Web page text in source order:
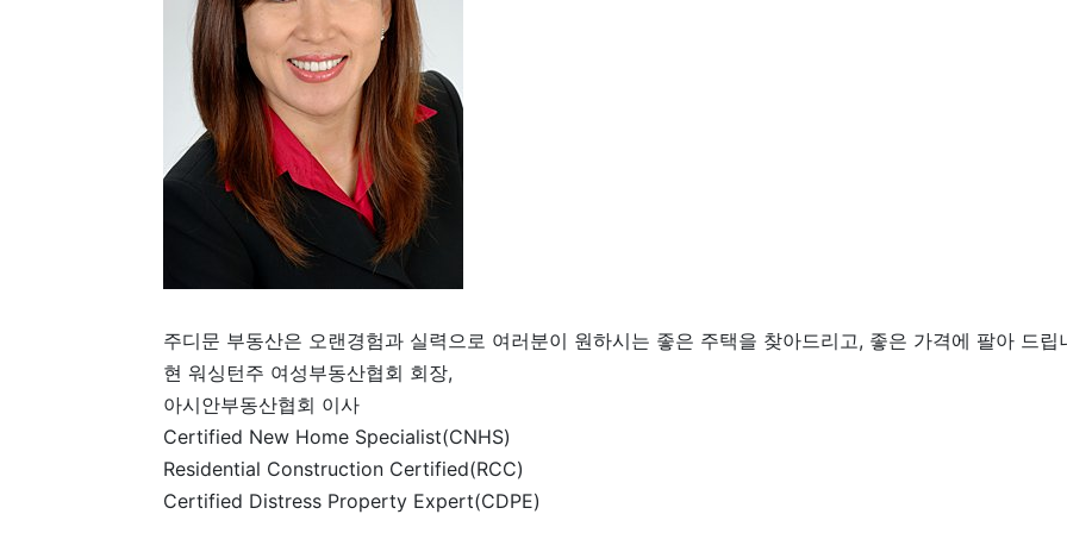
주디문 부동산은 오랜경험과 실력으로 여러분이 원하시는 좋은 주택을 찾아드리고, 좋은 가격에 팔아 드립
현 워싱턴주 여성부동산협회 회장,
아시안부동산협회 이사
Certified New Home Specialist(CNHS)
Residential Construction Certified(RCC)
Certified Distress Property Expert(CDPE)